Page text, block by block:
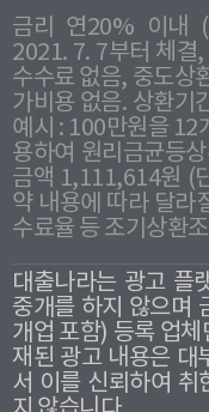
금리 연20% 이내
2021. 7. 7부터 체결
수수료 없음, 중도상
가비용 없음. 상환기
예시 : 100만원을 12
용하여 원리금균등
금액 1,111,614원 (
약 내용에 따라 달라
수료율 등 조기상환
대출나라는 광고 플
중개를 하지 않으며
개업 포함) 등록 업체
재된 광고 내용은 대
서 이를 신뢰하여 취